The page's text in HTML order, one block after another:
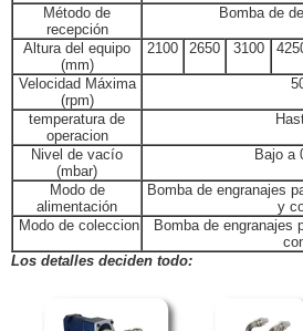
Método de
recepción
Bomba de
Altura del equipo
(mm)
2100 2650 3100
Velocidad Máxima
(rpm)
temperatura de
operacion
Nivel de vacío
(mbar)
Bajo a
Modo de
alimentación
Bomba de engranajes
y
Modo de coleccion
Bomba de engranajes
Los detalles deciden todo: